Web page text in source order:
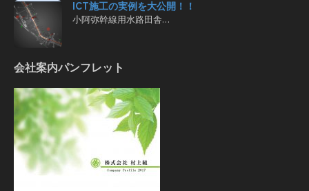
ICT施工の実例を大公開！！
小阿弥幹線用水路田舎…
会社案内パンフレット